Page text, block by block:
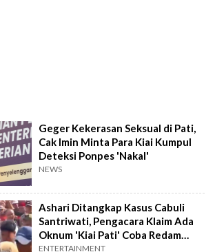
Geger Kekerasan Seksual di Pati,
Cak Imin Minta Para Kiai Kumpul
Deteksi Ponpes 'Nakal'
NEWS
Ashari Ditangkap Kasus Cabuli
Santriwati, Pengacara Klaim Ada
Oknum 'Kiai Pati' Coba Redam
Kasus
ENTERTAINMENT